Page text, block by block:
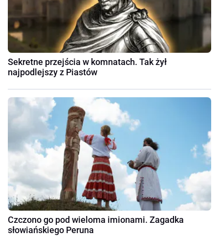
Sekretne przejścia w komnatach. Tak żył
najpodlejszy z Piastów
Czczono go pod wieloma imionami. Zagadka
słowiańskiego Peruna